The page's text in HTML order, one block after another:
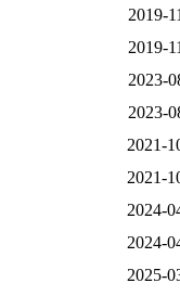
2019-
2019-
2023-
2023-
2021-
2021-
2024-
2024-
2025-